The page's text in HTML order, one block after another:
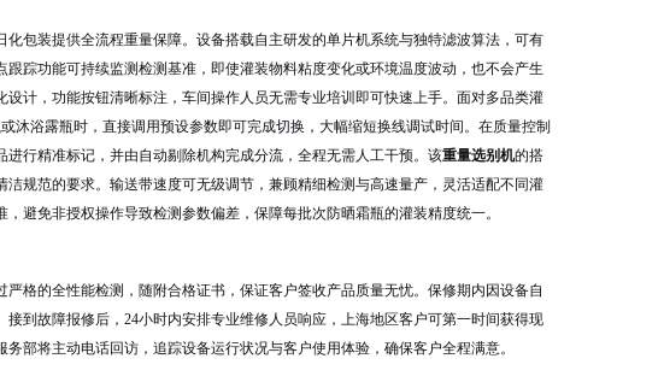
化包装提供全流程重量保障。设备搭载自主研发的单片机系统与独特滤波算法，可有
踪功能可持续监测检测基准，即使灌装物料粘度变化或环境温度波动，也不会产生
计，功能按钮清晰标注，车间操作人员无需专业培训即可快速上手。面对多品类灌
沐浴露瓶时，直接调用预设参数即可完成切换，大幅缩短换线调试时间。在质量控制
行精准标记，并由自动剔除机构完成分流，全程无需人工干预。该重量选别机的搭
规范的要求。输送带速度可无级调节，兼顾精细检测与高速量产，灵活适配不同灌
避免非授权操作导致检测参数偏差，保障每批次防晒霜瓶的灌装精度统一。
格的全性能检测，随附合格证书，保证客户签收产品质量无忧。保修期内因设备自
到故障报修后，24小时内安排专业维修人员响应，上海地区客户可第一时间获得现
部将主动电话回访，追踪设备运行状况与客户使用体验，确保客户全程满意。